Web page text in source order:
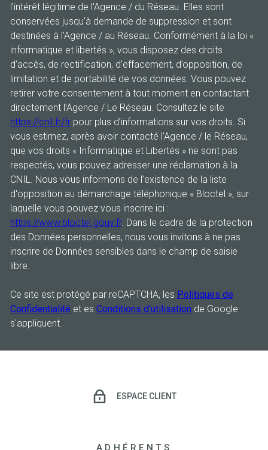
l'intérêt légitime de l'Agence / du Réseau. Elles sont
conservées jusqu'à demande de suppression et sont
destinées à l'Agence / au Réseau. Conformément à la loi «
informatique et libertés », vous disposez des droits
d’accès, de rectification, d’effacement, d’opposition, de
limitation et de portabilité de vos données. Vous pouvez
retirer votre consentement à tout moment en contactant
directement l’Agence / Le Réseau. Consultez le site
https://cnil.fr/fr pour plus d’informations sur vos droits. Si
vous estimez, après avoir contacté l'Agence / le Réseau,
que vos droits « Informatique et Libertés » ne sont pas
respectés, vous pouvez adresser une réclamation à la
CNIL. Nous vous informons de l’existence de la liste
d'opposition au démarchage téléphonique « Bloctel », sur
laquelle vous pouvez vous inscrire ici :
https://www.bloctel.gouv.fr. Dans le cadre de la protection
des Données personnelles, nous vous invitons à ne pas
inscrire de Données sensibles dans le champ de saisie
libre.
Ce site est protégé par reCAPTCHA, les Politiques de
Confidentialité et es Conditions d'utilisation de Google
s'appliquent.
ESPACE CLIENT
ADHÉRENTS